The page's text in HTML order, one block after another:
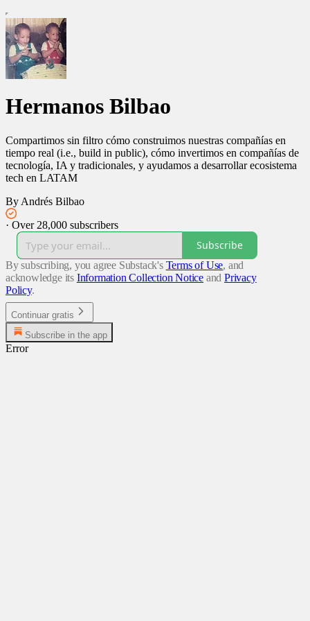
Hermanos Bilbao
Compartimos sin filtro cómo construimos nuestras compañías en
tiempo real (i.e., build in public), cómo invertimos en compañías de
tecnología, IA y tradicionales, y ayudamos a desarrollar ecosistema
tech en LATAM
By Andrés Bilbao
· Over 28,000 subscribers
Subscribe
By subscribing, you agree Substack's Terms of Use, and
acknowledge its Information Collection Notice and Privacy
Policy.
Continuar gratis
Subscribe in the app
Error